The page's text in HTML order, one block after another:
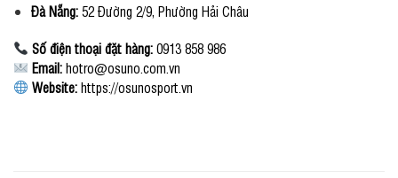
Đà Nẵng:52 Đường 2/9, Phường Hải Châu
Số điện thoại đặt hàng:0913 858 986
Email:hotro@osuno.com.vn
Website:https://osunosport.vn